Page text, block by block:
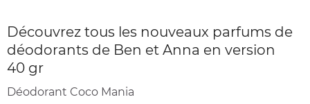
Découvrez tous les nouveaux parfums de
déodorants de Ben et Anna en version
40 gr
Déodorant Coco Mania